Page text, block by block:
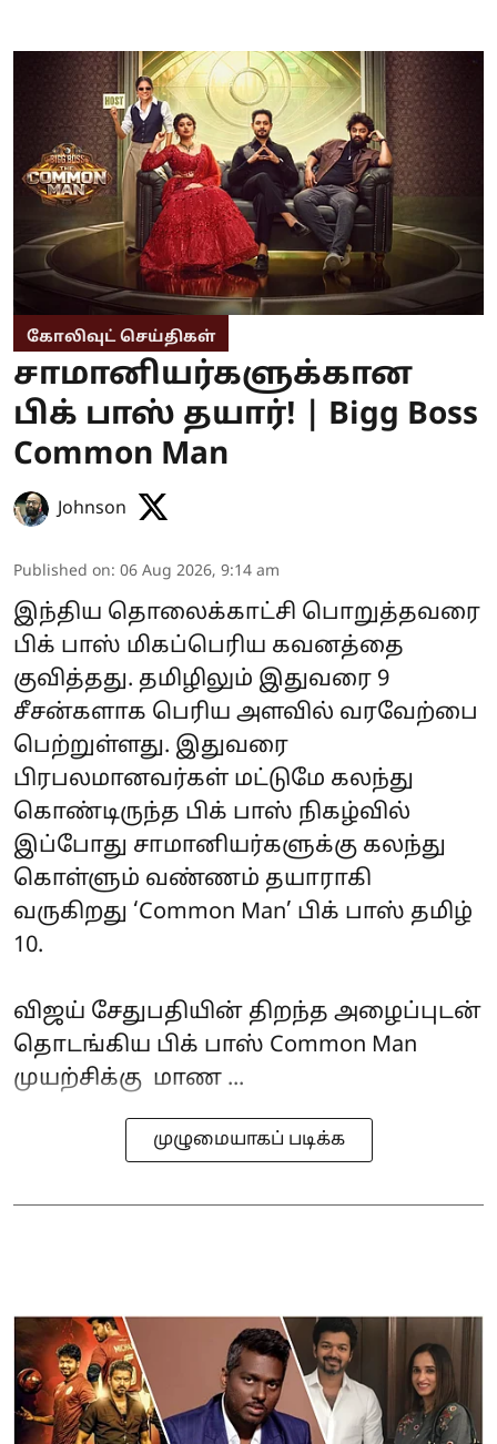
கோலிவுட் செய்திகள்
சாமானியர்களுக்கான
பிக் பாஸ் தயார்! | Bigg Boss
Common Man
Johnson
Published on: 06 Aug 2026, 9:14 am
இந்திய தொலைக்காட்சி பொறுத்தவரை
பிக் பாஸ் மிகப்பெரிய கவனத்தை
குவித்தது. தமிழிலும் இதுவரை 9
சீசன்களாக பெரிய அளவில் வரவேற்பை
பெற்றுள்ளது. இதுவரை
பிரபலமானவர்கள் மட்டுமே கலந்து
கொண்டிருந்த பிக் பாஸ் நிகழ்வில்
இப்போது சாமானியர்களுக்கு கலந்து
கொள்ளும் வண்ணம் தயாராகி
வருகிறது ‘Common Man’ பிக் பாஸ் தமிழ்
10.
விஜய் சேதுபதியின் திறந்த அழைப்புடன்
தொடங்கிய பிக் பாஸ் Common Man
முயற்சிக்கு மாண ...
முழுமையாகப் படிக்க